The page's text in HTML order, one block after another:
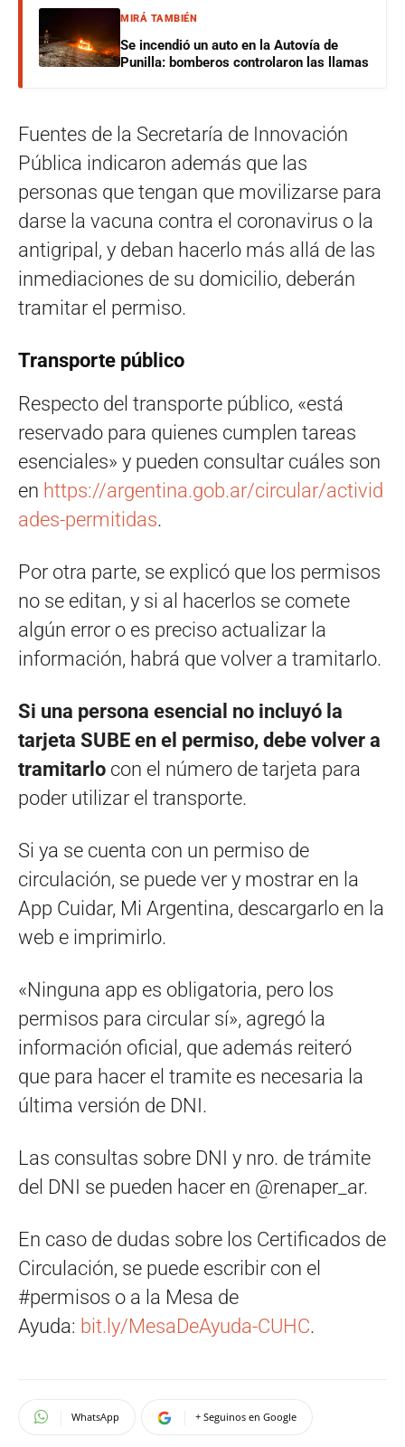
MIRÁ TAMBIÉN
Se incendió un auto en la Autovía de
Punilla: bomberos controlaron las llamas
Fuentes de la Secretaría de Innovación
Pública indicaron además que las
personas que tengan que movilizarse para
darse la vacuna contra el coronavirus o la
antigripal, y deban hacerlo más allá de las
inmediaciones de su domicilio, deberán
tramitar el permiso.
Transporte público
Respecto del transporte público, «está
reservado para quienes cumplen tareas
esenciales» y pueden consultar cuáles son
en https://argentina.gob.ar/circular/activid
ades-permitidas.
Por otra parte, se explicó que los permisos
no se editan, y si al hacerlos se comete
algún error o es preciso actualizar la
información, habrá que volver a tramitarlo.
Si una persona esencial no incluyó la
tarjeta SUBE en el permiso, debe volver a
tramitarlo con el número de tarjeta para
poder utilizar el transporte.
Si ya se cuenta con un permiso de
circulación, se puede ver y mostrar en la
App Cuidar, Mi Argentina, descargarlo en la
web e imprimirlo.
«Ninguna app es obligatoria, pero los
permisos para circular sí», agregó la
información oficial, que además reiteró
que para hacer el tramite es necesaria la
última versión de DNI.
Las consultas sobre DNI y nro. de trámite
del DNI se pueden hacer en @renaper_ar.
En caso de dudas sobre los Certificados de
Circulación, se puede escribir con el
#permisos o a la Mesa de
Ayuda: bit.ly/MesaDeAyuda-CUHC.
WhatsApp + Seguinos en Google